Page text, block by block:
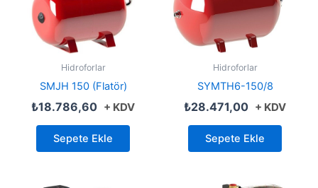
Hidroforlar
SMJH 150 (Flatör)
₺18.786,60 + KDV
Sepete Ekle
Hidroforlar
SYMTH6-150/8
₺28.471,00 + KDV
Sepete Ekle